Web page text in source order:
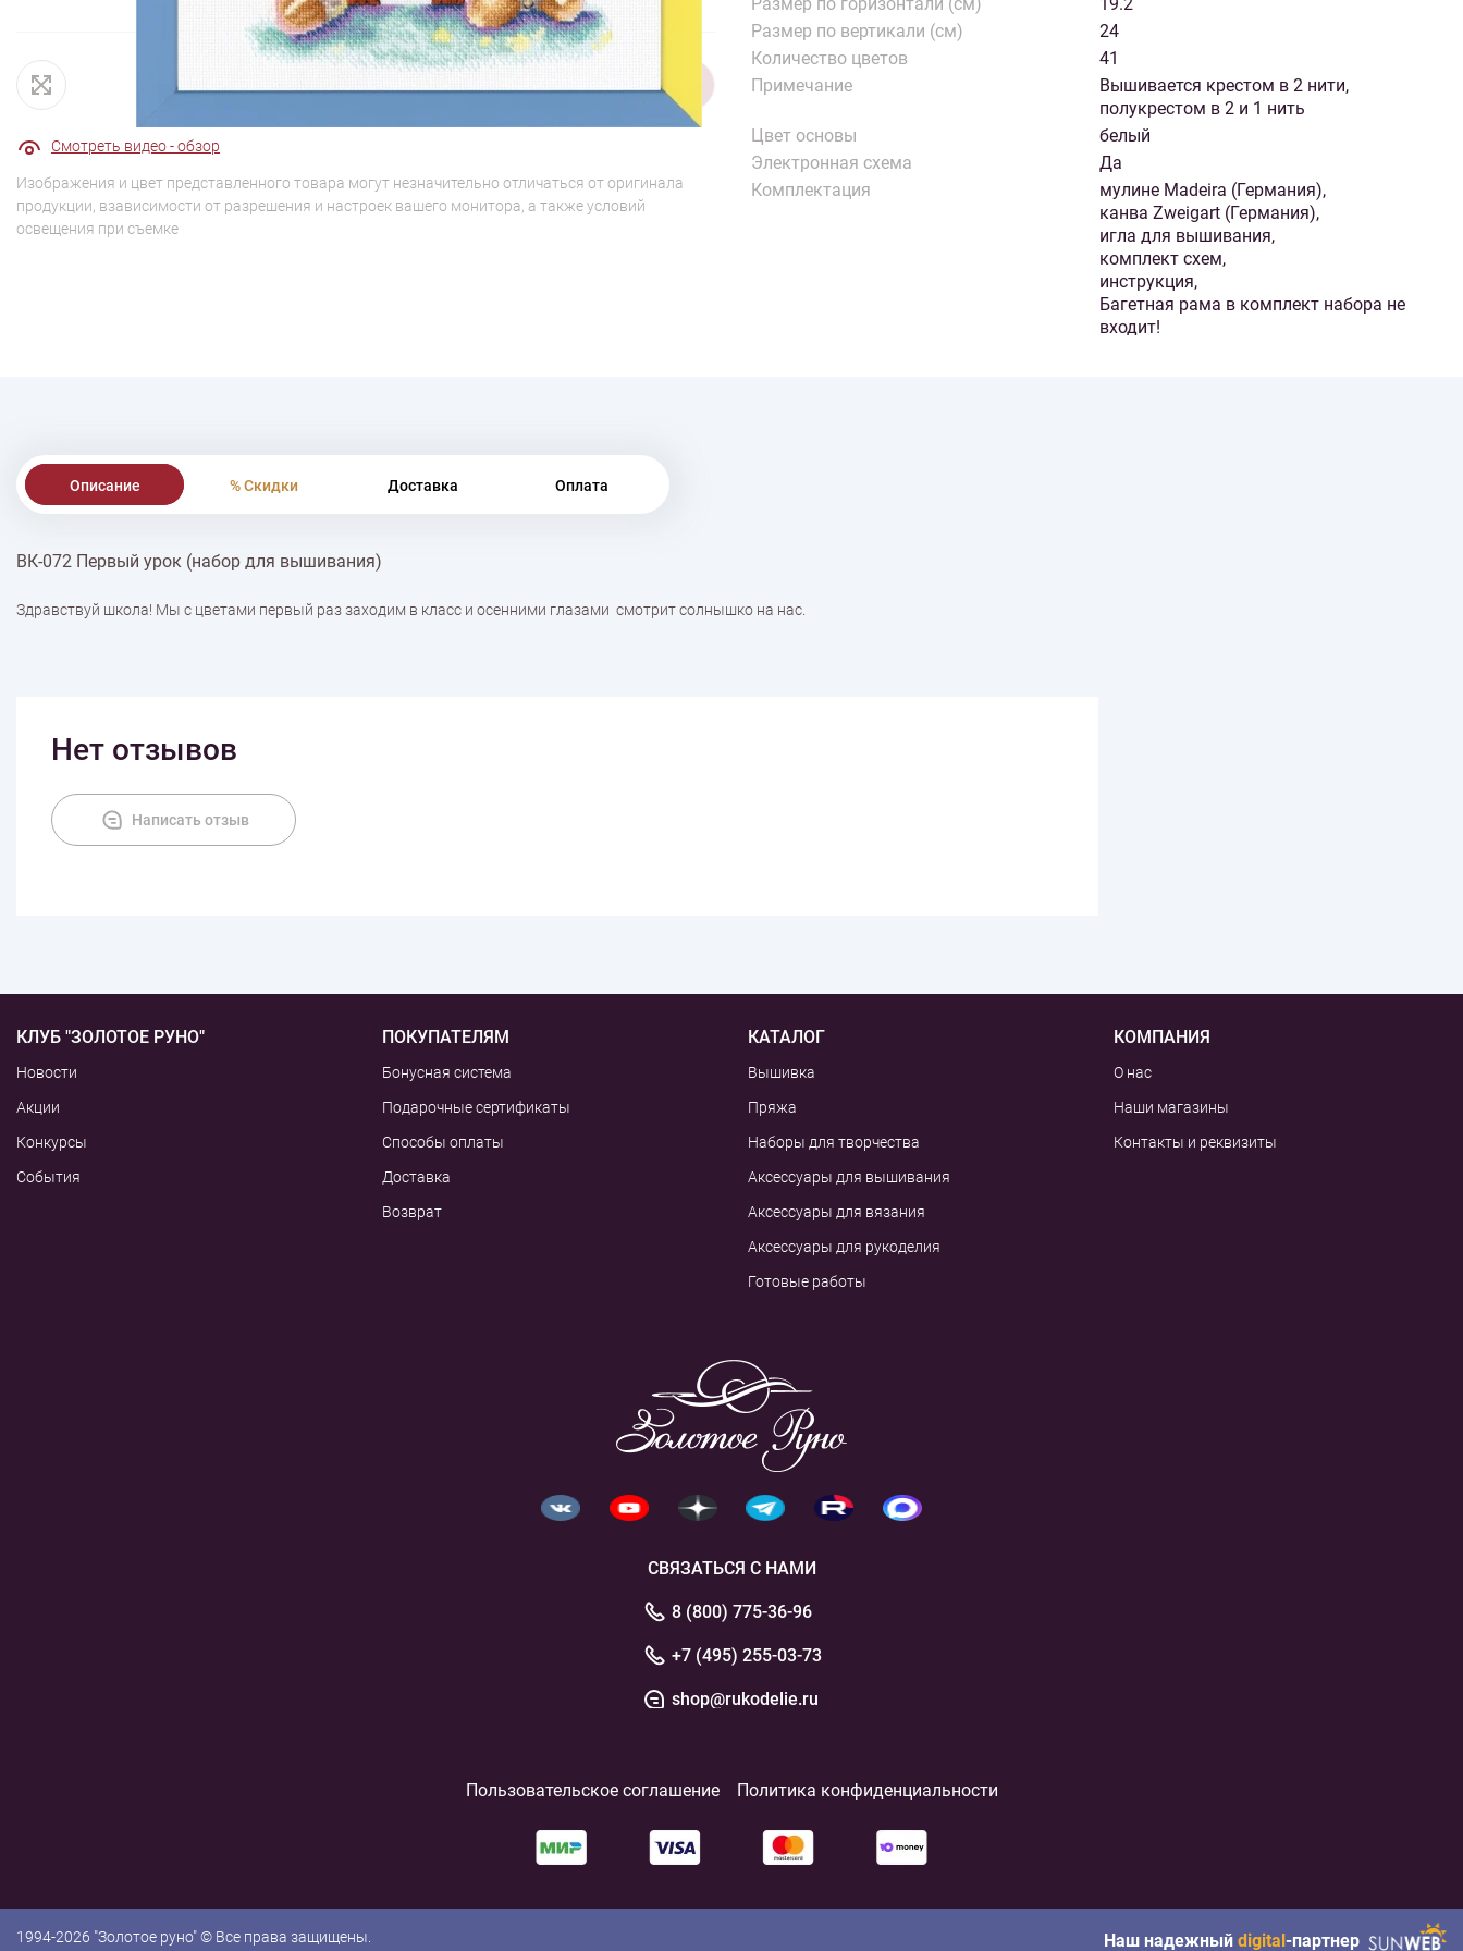
Смотреть видео - обзор
Изображения и цвет представленного товара могут незначительно отличаться от оригинала
продукции, взависимости от разрешения и настроек вашего монитора, а также условий
освещения при съемке
Размер по вертикали (см)
24
Количество цветов
41
Примечание
Вышивается крестом в 2 нити,
полукрестом в 2 и 1 нить
Цвет основы
белый
Электронная схема
Да
Комплектация
мулине Madeira (Германия),
канва Zweigart (Германия),
игла для вышивания,
комплект схем,
инструкция,
Багетная рама в комплект набора не
входит!
Описание % Скидки Доставка Оплата
ВК-072 Первый урок (набор для вышивания)
Здравствуй школа! Мы с цветами первый раз заходим в класс и осенними глазами смотрит солнышко на нас.
Нет отзывов
Написать отзыв
КЛУБ "ЗОЛОТОЕ РУНО"
Новости
Акции
Конкурсы
События
ПОКУПАТЕЛЯМ
Бонусная система
Подарочные сертификаты
Способы оплаты
Доставка
Возврат
КАТАЛОГ
Вышивка
Пряжа
Наборы для творчества
Аксессуары для вышивания
Аксессуары для вязания
Аксессуары для рукоделия
Готовые работы
КОМПАНИЯ
О нас
Наши магазины
Контакты и реквизиты
СВЯЗАТЬСЯ С НАМИ
8 (800) 775-36-96
+7 (495) 255-03-73
shop@rukodelie.ru
Пользовательское соглашение Политика конфиденциальности
1994-2026 "Золотое руно" © Все права защищены. Наш надежный digital-партнер